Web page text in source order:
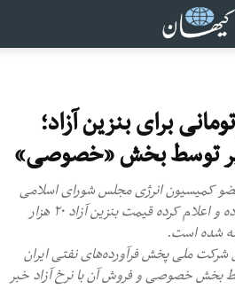
۲۰هزار تومانی برای بنزین آزاد؛
توسط بخش «خصوصی»
کمیسیون انرژی مجلس شورای اسلامی
از سه‌نرخی شدن بنزین خبر داده و اعلام کرده قیمت بنزین آزاد ۲۰ هزار
شده است.
ملی پخش فرآورده‌های نفتی ایران
بخش خصوصی و فروش آن با نرخ آزاد خبر